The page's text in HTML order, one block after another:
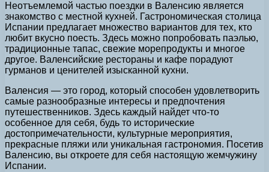
Неотъемлемой частью поездки в Валенсию является
знакомство с местной кухней. Гастрономическая столица
Испании предлагает множество вариантов для тех, кто
любит вкусно поесть. Здесь можно попробовать паэлью,
традиционные тапас, свежие морепродукты и многое
другое. Валенсийские рестораны и кафе порадуют
гурманов и ценителей изысканной кухни.
Валенсия — это город, который способен удовлетворить
самые разнообразные интересы и предпочтения
путешественников. Здесь каждый найдет что-то
особенное для себя, будь то исторические
достопримечательности, культурные мероприятия,
прекрасные пляжи или уникальная гастрономия. Посетив
Валенсию, вы откроете для себя настоящую жемчужину
Испании.